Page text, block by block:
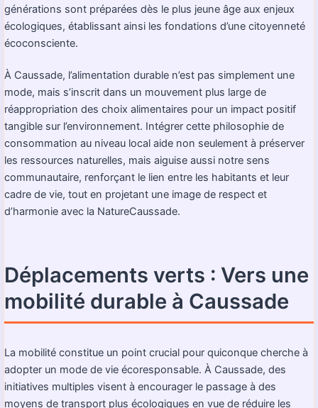
générations sont préparées dès le plus jeune âge aux enjeux
écologiques, établissant ainsi les fondations d’une citoyenneté
écoconsciente.
À Caussade, l’alimentation durable n’est pas simplement une
mode, mais s’inscrit dans un mouvement plus large de
réappropriation des choix alimentaires pour un impact positif
tangible sur l’environnement. Intégrer cette philosophie de
consommation au niveau local aide non seulement à préserver
les ressources naturelles, mais aiguise aussi notre sens
communautaire, renforçant le lien entre les habitants et leur
cadre de vie, tout en projetant une image de respect et
d’harmonie avec la NatureCaussade.
Déplacements verts : Vers une
mobilité durable à Caussade
La mobilité constitue un point crucial pour quiconque cherche à
adopter un mode de vie écoresponsable. À Caussade, des
initiatives multiples visent à encourager le passage à des
moyens de transport plus écologiques en vue de réduire les